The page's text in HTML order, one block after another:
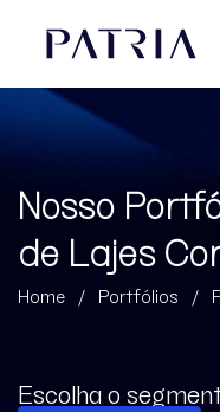
Nosso
de Lajes
Home / Portfólios /
Escolha o